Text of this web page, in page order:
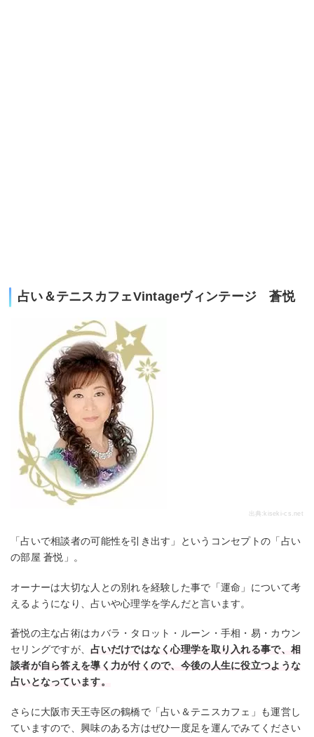
占い＆テニスカフェVintageヴィンテージ 蒼悦
出典: kiseki-cs.net
「占いで相談者の可能性を引き出す」というコンセプトの「占い
の部屋 蒼悦」。
オーナーは大切な人との別れを経験した事で「運命」について考
えるようになり、占いや心理学を学んだと言います。
蒼悦の主な占術はカバラ・タロット・ルーン・手相・易・カウン
セリングですが、占いだけではなく心理学を取り入れる事で、相
談者が自ら答えを導く力が付くので、今後の人生に役立つような
占いとなっています。
さらに大阪市天王寺区の鶴橋で「占い＆テニスカフェ」も運営し
ていますので、興味のある方はぜひ一度足を運んでみてください